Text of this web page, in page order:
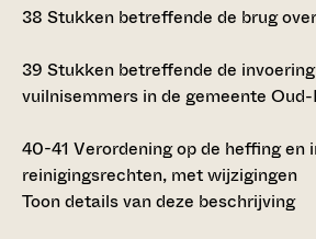
38 Stukken betreffende de brug
39 Stukken betreffende de
vuilnisemmers in de gemeente
40-41 Verordening op de heffing en
reinigingsrechten, met wijzigingen
Toon details van deze beschrijving